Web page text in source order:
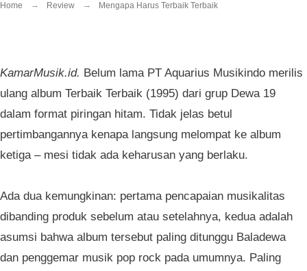
Home Review Mengapa Harus Terbaik Terbaik
KamarMusik.id. Belum lama PT Aquarius Musikindo merilis
ulang album Terbaik Terbaik (1995) dari grup Dewa 19
dalam format piringan hitam. Tidak jelas betul
pertimbangannya kenapa langsung melompat ke album
ketiga – mesi tidak ada keharusan yang berlaku.
Ada dua kemungkinan: pertama pencapaian musikalitas
dibanding produk sebelum atau setelahnya, kedua adalah
asumsi bahwa album tersebut paling ditunggu Baladewa
dan penggemar musik pop rock pada umumnya. Paling